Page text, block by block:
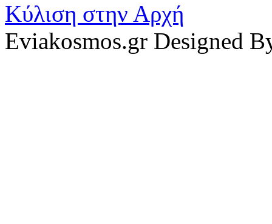
Κύλιση στην Αρχή
Eviakosmos.gr Designed